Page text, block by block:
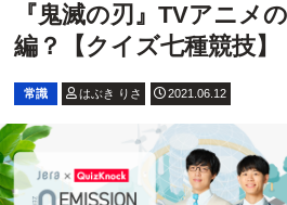
『鬼滅の刃』TVアニメ
編？【クイズ七種競技】
常識 はぶき りさ 2021.06.12